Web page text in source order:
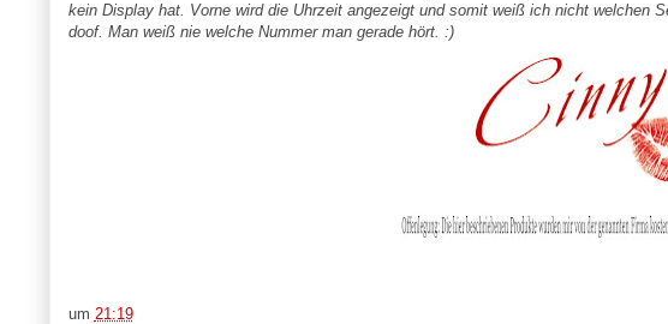
kein Display hat. Vorne wird die Uhrzeit angezeigt und somit weiß ich nicht welchen
doof. Man weiß nie welche Nummer man gerade hört. :)
um 21:19